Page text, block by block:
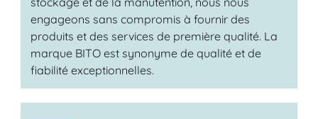
engageons sans compromis à fournir des
produits et des services de première qualité. La
marque BITO est synonyme de qualité et de
fiabilité exceptionnelles.